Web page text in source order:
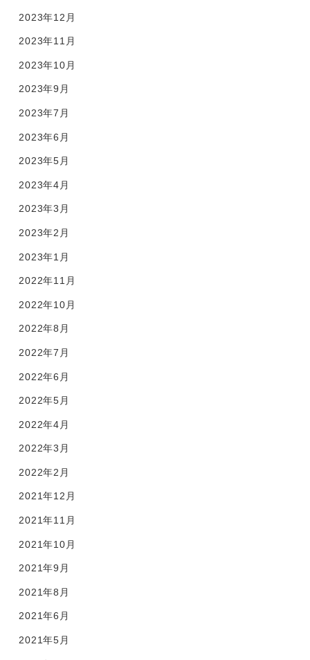
2023年12月
2023年11月
2023年10月
2023年9月
2023年7月
2023年6月
2023年5月
2023年4月
2023年3月
2023年2月
2023年1月
2022年11月
2022年10月
2022年8月
2022年7月
2022年6月
2022年5月
2022年4月
2022年3月
2022年2月
2021年12月
2021年11月
2021年10月
2021年9月
2021年8月
2021年6月
2021年5月